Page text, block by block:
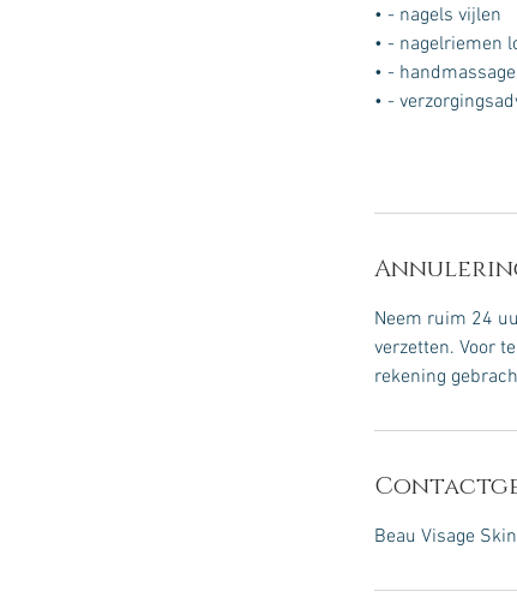
• - nagels vijlen
• - nagelriemen
• - handmassage
• -
Neem ruim 24
verzetten. Voor
rekening
Beau Visage